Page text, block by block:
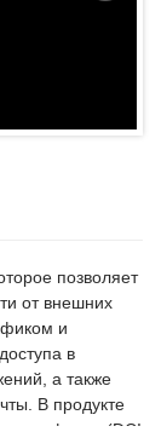
позволяет
от внешних
и
в
а также
В продукте